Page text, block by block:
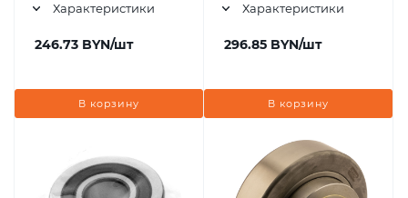
Характеристики
246.73 BYN/шт
В корзину
Характеристики
296.85 BYN/шт
В корзину